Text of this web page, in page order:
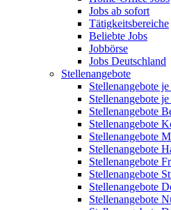
Jobs ab sofort
Tätigkeitsbereiche
Beliebte Jobs
Jobbörse
Jobs Deutschland
Stellenangebote
Stellenangebote
Stellenangebote
Stellenangebote
Stellenangebote
Stellenangebote
Stellenangebote
Stellenangebote
Stellenangebote
Stellenangebote
Stellenangebote